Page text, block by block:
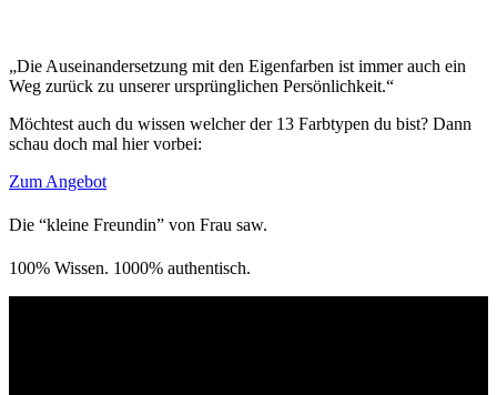
„Die Auseinandersetzung mit den Eigenfarben ist immer auch ein
Weg zurück zu unserer ursprünglichen Persönlichkeit.“
Möchtest auch du wissen welcher der 13 Farbtypen du bist? Dann
schau doch mal hier vorbei:
Zum Angebot
Die “kleine Freundin” von Frau saw.
100% Wissen. 1000% authentisch.